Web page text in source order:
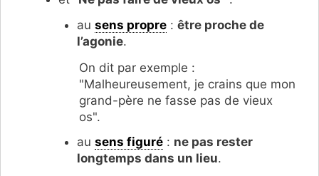
au sens propre: être proche de
l’agonie.
On dit par exemple :
"Malheureusement, je crains que mon
grand-père ne fasse pas de vieux
os".
au sens figuré: ne pas rester
longtemps dans un lieu.